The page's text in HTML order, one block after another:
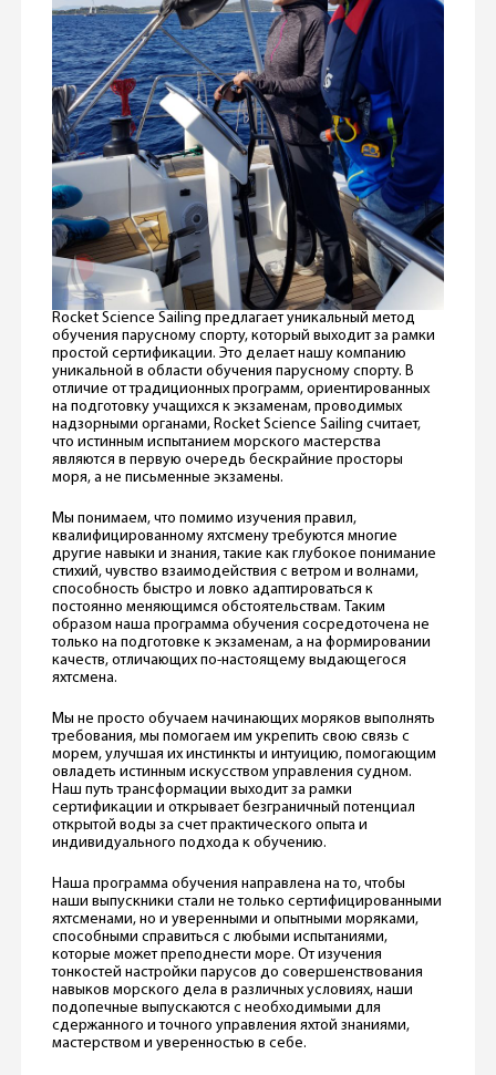
Rocket Science Sailing предлагает уникальный метод
обучения пaрусному спорту, который выходит за рамки
простой сертификации. Это делает нашу компанию
уникальной в области обучения пaрусному спорту. В
отличие от традиционных программ, ориентированных
на подготовку учащихся к экзаменам, проводимых
надзорными органами, Rocket Science Sailing считает,
что истинным испытанием морского мастерства
являются в первую очередь бескрайние просторы
моря, а не письменные экзамены.
Мы понимаем, что помимо изучения правил,
квалифицированному яхтсмену требуются многие
другие навыки и знания, такие как глубокое понимание
стихий, чувство взаимодействия с ветром и волнами,
способность быстро и ловко адаптироваться к
постоянно меняющимся обстоятельствам. Таким
образом наша программа обучения сосредоточена не
только на подготовке к экзаменам, а на формировании
качеств, отличающих по-настоящему выдающегося
яхтсмена.
Мы не просто обучаем начинающих моряков выполнять
требования, мы помогаем им укрепить свою связь с
морем, улучшая их инстинкты и интуицию, помогающим
овладеть истинным искусством управления судном.
Наш путь трансформации выходит за рамки
сертификации и открывает безграничный потенциал
открытой воды за счет практического опыта и
индивидуального подхода к обучению.
Наша программа обучения направлена на то, чтобы
наши выпускники стали не только сертифицированными
яхтсменами, но и уверенными и опытными моряками,
способными справиться с любыми испытаниями,
которые может преподнести море. От изучения
тонкостей настройки парусов до совершенствования
навыков морского дела в различных условиях, наши
подопечные выпускаются с необходимыми для
сдержанного и точного управления яхтой знаниями,
мастерством и уверенностью в себе.